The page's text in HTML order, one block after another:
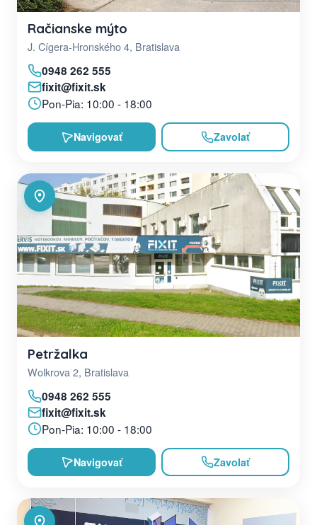
Račianske mýto
J. Cígera-Hronského 4, Bratislava
0948 262 555
fixit@fixit.sk
Pon-Pia: 10:00 - 18:00
Navigovať Zavolať
Petržalka
Wolkrova 2, Bratislava
0948 262 555
fixit@fixit.sk
Pon-Pia: 10:00 - 18:00
Navigovať Zavolať